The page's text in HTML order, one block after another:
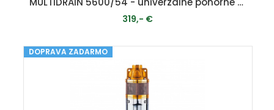
319,- €
PRIDAŤ DO KOŠÍKA
DOPRAVA ZADARMO